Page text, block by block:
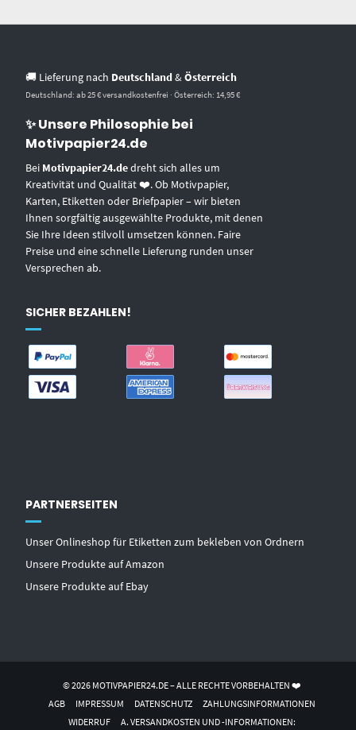
🚚 Lieferung nach Deutschland &Österreich
Deutschland: ab 25 € versandkostenfrei · Österreich: 14,95 €
✨ Unsere Philosophie bei
Motivpapier24.de
Bei Motivpapier24.dedreht sich alles um
Kreativität und Qualität ❤️. Ob Motivpapier,
Karten, Etiketten oder Briefpapier – wir bieten
Ihnen sorgfältig ausgewählte Produkte, mit denen
Sie Ihre Ideen stilvoll umsetzen können. Faire
Preise und eine schnelle Lieferung runden unser
Versprechen ab.
SICHER BEZAHLEN!
PARTNERSEITEN
Unser Onlineshop für Etiketten zum bekleben von Ordnern
Unsere Produkte auf Amazon
Unsere Produkte auf Ebay
© 2026 MOTIVPAPIER24.DE – ALLE RECHTE VORBEHALTEN ❤️
AGB
IMPRESSUM DATENSCHUTZ
ZAHLUNGSINFORMATIONEN
WIDERRUF
A. VERSANDKOSTEN UND -INFORMATIONEN: